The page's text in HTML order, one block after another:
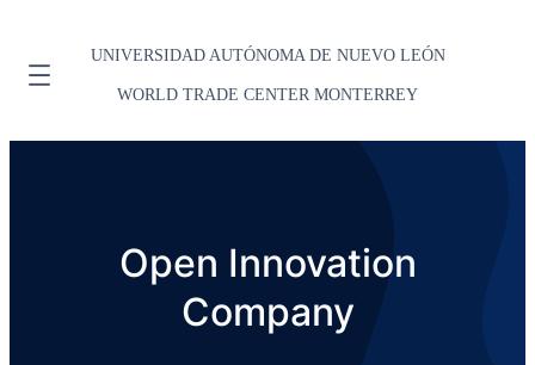
UNIVERSIDAD AUTÓNOMA DE NUEVO LEÓN
WORLD TRADE CENTER MONTERREY
Open Innovation
Company